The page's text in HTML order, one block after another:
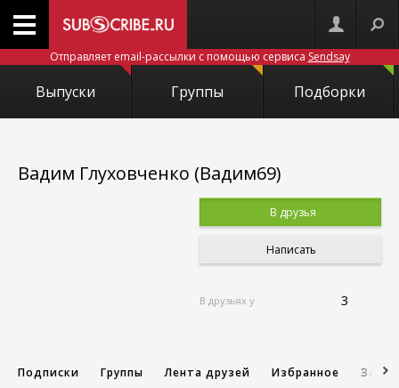
Отправляет email-рассылки с помощью сервиса Sendsay
Выпуски Группы Подборки
Вадим Глуховченко (Вадим69)
В друзья
Написать
В друзьях у 3
Подписки Группы Лента друзей Избранное